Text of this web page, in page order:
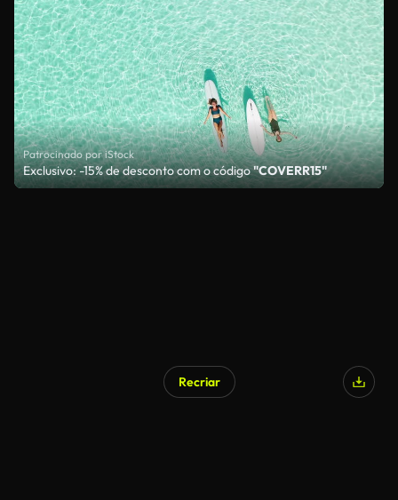
Patrocinado por iStock
Exclusivo: -15% de desconto com o código"COVERR15"
Recriar